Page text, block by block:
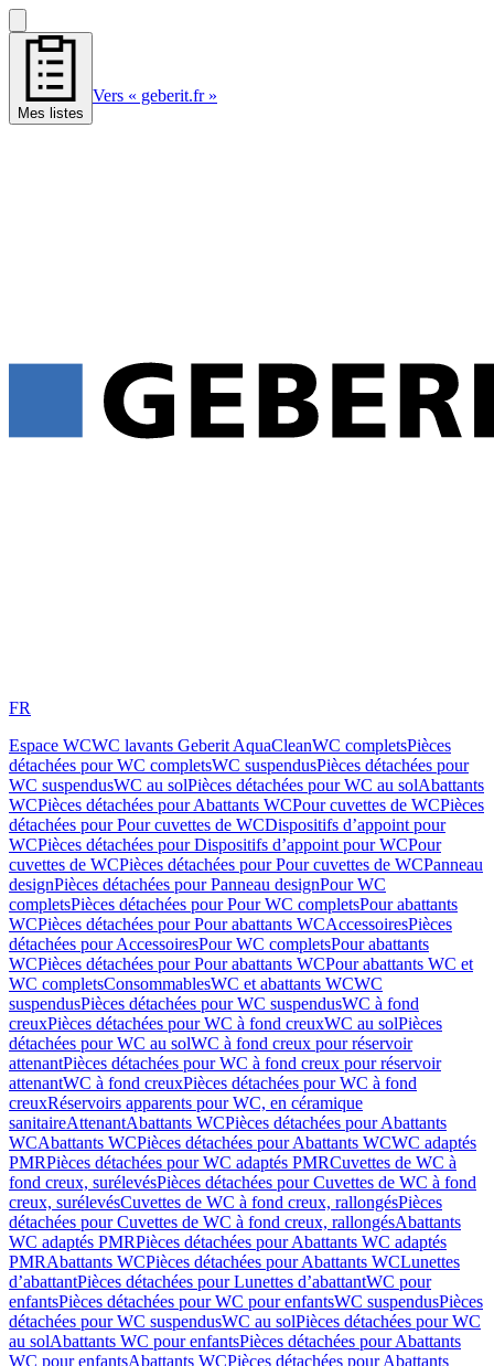
Mes listes
Vers « geberit.fr »
FR
Espace WCWC lavants Geberit AquaCleanWC completsPièces
détachées pour WC completsWC suspendusPièces détachées pour
WC suspendusWC au solPièces détachées pour WC au solAbattants
WCPièces détachées pour Abattants WCPour cuvettes de WCPièces
détachées pour Pour cuvettes de WCDispositifs d’appoint pour
WCPièces détachées pour Dispositifs d’appoint pour WCPour
cuvettes de WCPièces détachées pour Pour cuvettes de WCPanneau
designPièces détachées pour Panneau designPour WC
completsPièces détachées pour Pour WC completsPour abattants
WCPièces détachées pour Pour abattants WCAccessoiresPièces
détachées pour AccessoiresPour WC completsPour abattants
WCPièces détachées pour Pour abattants WCPour abattants WC et
WC completsConsommablesWC et abattants WCWC
suspendusPièces détachées pour WC suspendusWC à fond
creuxPièces détachées pour WC à fond creuxWC au solPièces
détachées pour WC au solWC à fond creux pour réservoir
attenantPièces détachées pour WC à fond creux pour réservoir
attenantWC à fond creuxPièces détachées pour WC à fond
creuxRéservoirs apparents pour WC, en céramique
sanitaireAttenantAbattants WCPièces détachées pour Abattants
WCAbattants WCPièces détachées pour Abattants WCWC adaptés
PMRPièces détachées pour WC adaptés PMRCuvettes de WC à
fond creux, surélevésPièces détachées pour Cuvettes de WC à fond
creux, surélevésCuvettes de WC à fond creux, rallongésPièces
détachées pour Cuvettes de WC à fond creux, rallongésAbattants
WC adaptés PMRPièces détachées pour Abattants WC adaptés
PMRAbattants WCPièces détachées pour Abattants WCLunettes
d’abattantPièces détachées pour Lunettes d’abattantWC pour
enfantsPièces détachées pour WC pour enfantsWC suspendusPièces
détachées pour WC suspendusWC au solPièces détachées pour WC
au solAbattants WC pour enfantsPièces détachées pour Abattants
WC pour enfantsAbattants WCPièces détachées pour Abattants